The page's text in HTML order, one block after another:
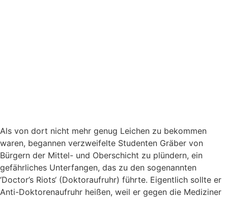
Als von dort nicht mehr genug Leichen zu bekommen
waren, begannen verzweifelte Studenten Gräber von
Bürgern der Mittel- und Oberschicht zu plündern, ein
gefährliches Unterfangen, das zu den sogenannten
‘Doctor’s Riots‘ (Doktoraufruhr) führte. Eigentlich sollte er
Anti-Doktorenaufruhr heißen, weil er gegen die Mediziner